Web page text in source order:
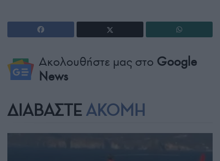
Ακολουθήστε μας στο Google
News
ΔΙΑΒΑΣΤΕ ΑΚΟΜΗ